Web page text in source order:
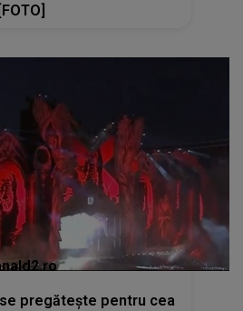
[FOTO]
pregătește pentru cea